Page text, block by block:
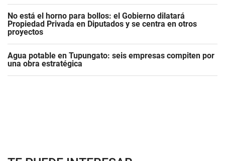
No está el horno para bollos: el Gobierno dilatará
Propiedad Privada en Diputados y se centra en otros
proyectos
Agua potable en Tupungato: seis empresas compiten por
una obra estratégica